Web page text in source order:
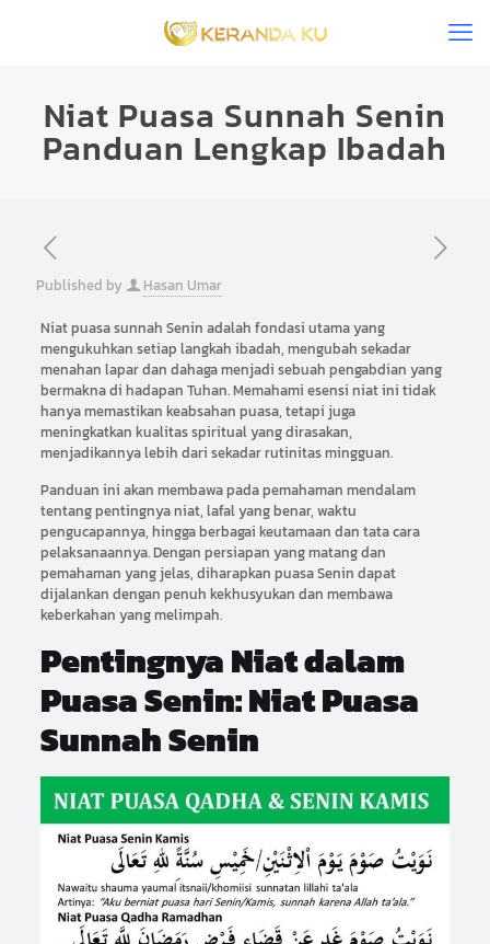
Niat Puasa Sunnah Senin
Panduan Lengkap Ibadah
Published by Hasan Umar
Niat puasa sunnah Senin adalah fondasi utama yang
mengukuhkan setiap langkah ibadah, mengubah sekadar
menahan lapar dan dahaga menjadi sebuah pengabdian yang
bermakna di hadapan Tuhan. Memahami esensi niat ini tidak
hanya memastikan keabsahan puasa, tetapi juga
meningkatkan kualitas spiritual yang dirasakan,
menjadikannya lebih dari sekadar rutinitas mingguan.
Panduan ini akan membawa pada pemahaman mendalam
tentang pentingnya niat, lafal yang benar, waktu
pengucapannya, hingga berbagai keutamaan dan tata cara
pelaksanaannya. Dengan persiapan yang matang dan
pemahaman yang jelas, diharapkan puasa Senin dapat
dijalankan dengan penuh kekhusyukan dan membawa
keberkahan yang melimpah.
Pentingnya Niat dalam
Puasa Senin: Niat Puasa
Sunnah Senin